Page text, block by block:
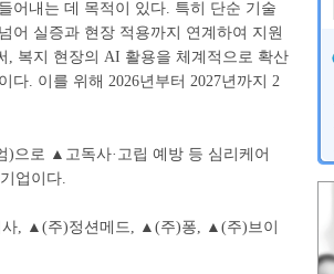
어내는 데 목적이 있다. 특히 단순 기술
어 실증과 현장 적용까지 연계하여 지원
, 복지 현장의 AI 활용을 체계적으로 확산
다. 이를 위해 2026년부터 2027년까지 2
)으로 ▲고독사·고립 예방 등 심리케어
업이다.
사, ▲(주)정션메드, ▲(주)퐁, ▲(주)브이